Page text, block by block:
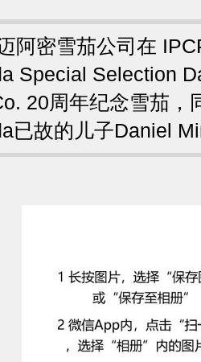
阿密雪茄公司在
Special Selection
20周年纪念雪茄，
已故的儿子Daniel